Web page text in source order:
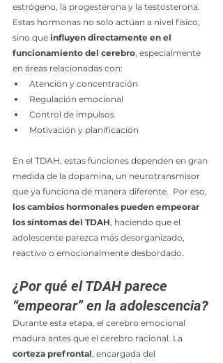
estrógeno, la progesterona y la testosterona.
Estas hormonas no solo actúan a nivel físico,
sino que influyen directamente en el
funcionamiento del cerebro, especialmente
en áreas relacionadas con:
Atención y concentración
Regulación emocional
Control de impulsos
Motivación y planificación
En el TDAH, estas funciones dependen en gran
medida de la dopamina, un neurotransmisor
que ya funciona de manera diferente.  Por eso,
los cambios hormonales pueden empeorar
los síntomas del TDAH, haciendo que el
adolescente parezca más desorganizado,
reactivo o emocionalmente desbordado.
¿Por qué el TDAH parece
“empeorar” en la adolescencia?
Durante esta etapa, el cerebro emocional
madura antes que el cerebro racional. La
corteza prefrontal, encargada del